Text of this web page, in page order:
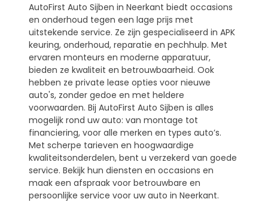
AutoFirst Auto Sijben in Neerkant biedt occasions
en onderhoud tegen een lage prijs met
uitstekende service. Ze zijn gespecialiseerd in APK
keuring, onderhoud, reparatie en pechhulp. Met
ervaren monteurs en moderne apparatuur,
bieden ze kwaliteit en betrouwbaarheid. Ook
hebben ze private lease opties voor nieuwe
auto's, zonder gedoe en met heldere
voorwaarden. Bij AutoFirst Auto Sijben is alles
mogelijk rond uw auto: van montage tot
financiering, voor alle merken en types auto’s.
Met scherpe tarieven en hoogwaardige
kwaliteitsonderdelen, bent u verzekerd van goede
service. Bekijk hun diensten en occasions en
maak een afspraak voor betrouwbare en
persoonlijke service voor uw auto in Neerkant.